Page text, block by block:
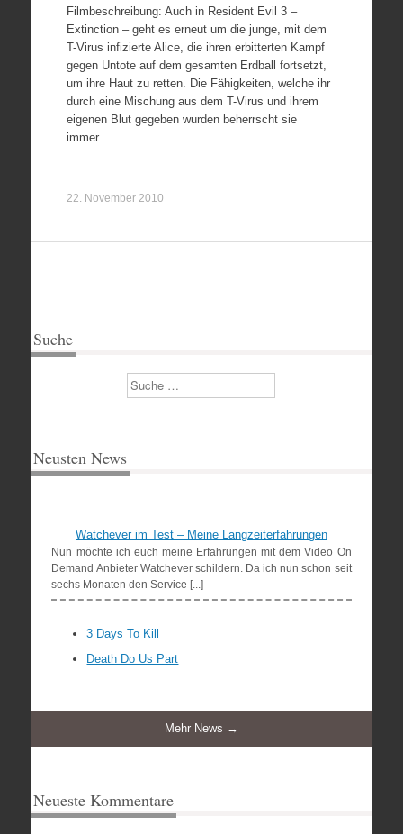
Filmbeschreibung: Auch in Resident Evil 3 –
Extinction – geht es erneut um die junge, mit dem
T-Virus infizierte Alice, die ihren erbitterten Kampf
gegen Untote auf dem gesamten Erdball fortsetzt,
um ihre Haut zu retten. Die Fähigkeiten, welche ihr
durch eine Mischung aus dem T-Virus und ihrem
eigenen Blut gegeben wurden beherrscht sie
immer…
22. November 2010
Suche
Suchen
Neusten News
Watchever im Test – Meine Langzeiterfahrungen
Nun möchte ich euch meine Erfahrungen mit dem Video On
Demand Anbieter Watchever schildern. Da ich nun schon seit
sechs Monaten den Service [...]
3 Days To Kill
Death Do Us Part
Mehr News →
Neueste Kommentare